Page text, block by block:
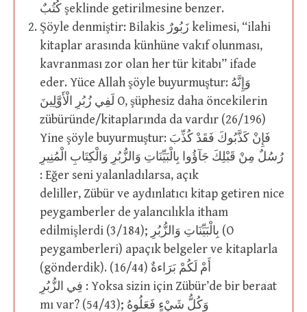
كُتُبٌ şeklinde getirilmesine benzer.
Şöyle denmiştir: Bilakis زَبُورٌ kelimesi, “ilahi
kitaplar arasında künhüne vakıf olunması,
kavranması zor olan her tür kitabı” ifade
eder. Yüce Allah şöyle buyurmuştur: وَإِنَّهُ
لَفِي زُبُرِ الْأَوَّلِينَ O, şüphesiz daha öncekilerin
zübüründe/kitaplarında da vardır (26/196)
Yine şöyle buyurmuştur: فَإِنْ كَذَّبُوكَ فَقَدْ كُذِّبَ
رُسُلٌ مِنْ قَبْلِكَ جَآؤُوا بِالْبَيِّنَاتِ وَالزُّبُرِ وَالْكِتَابِ الْمُنِيرِ
: Eğer seni yalanladılarsa, açık
deliller, Zübür ve aydınlatıcı kitap getiren nice
peygamberler de yalancılıkla itham
edilmişlerdi (3/184); بِالْبَيِّنَاتِ وَالزُّبُرِ (O
peygamberleri) apaçık belgeler ve kitaplarla
(gönderdik). (16/44) أَمْ لَكُمْ بَرَاءةٌ
فِي الزُّبُرِ : Yoksa sizin için Zübür’de bir beraat
mı var? (54/43); وَكُلُّ شَيْءٍ فَعَلُوهُ